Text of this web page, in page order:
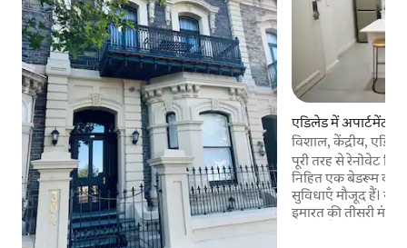
एडिलेड में अपार्टमेंट
विशाल, केंद्रीय,
पूरी तरह से रेनोवेट
निहित एक बेडरूम
सुविधाएँ मौजूद हैं। यह 1911 की इस ऐतिहासिक
इमारत की तीसरी